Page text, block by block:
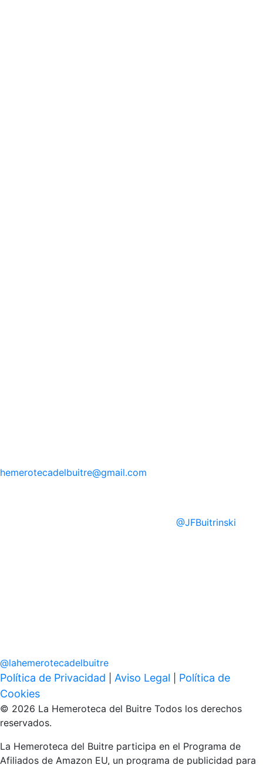
hemerotecadelbuitre@gmail.com
@JFBuitrinski
@lahemerotecadelbuitre
Política de Privacidad Aviso Legal
Política de
Cookies
© 2026 La Hemeroteca del Buitre Todos los derechos
reservados.
La Hemeroteca del Buitre participa en el Programa de
Afiliados de Amazon EU, un programa de publicidad para